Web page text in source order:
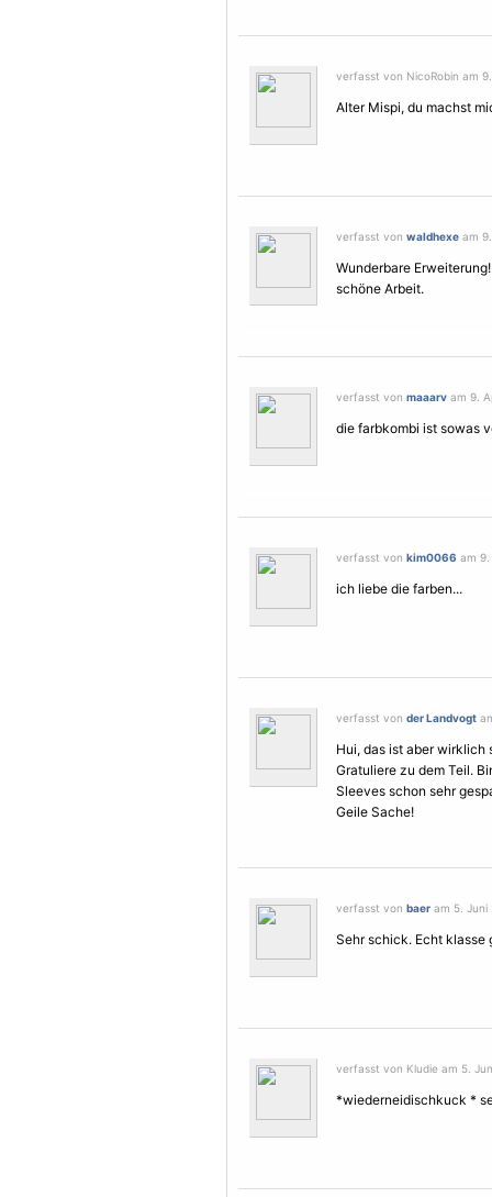
verfasst von NicoRobin am
Alter Mispi, du machst
verfasst von waldhexe am
Wunderbare
schöne Arbeit.
verfasst von maaarv am 9.
die farbkombi ist sowas
verfasst von kim0066 am 9.
ich liebe die farben...
verfasst von der Landvogt
Hui, das ist aber wirklich
Gratuliere zu dem Teil.
Sleeves schon sehr
Geile Sache!
verfasst von baer am 5. Juni
Sehr schick. Echt klasse
verfasst von Kludie am 5.
*wiederneidischkuck *